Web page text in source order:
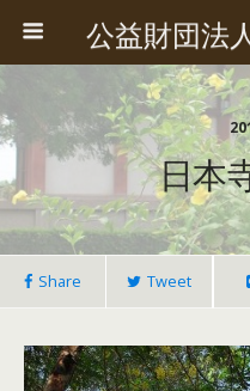
日本
Share Tweet